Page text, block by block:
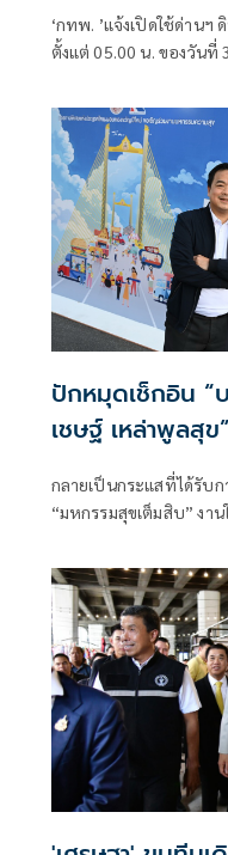
‘กทพ. ’แจ้งเปิดใช้ด่านฯ
ตั้งแต่ 05.00 น. ของวันที่
ปักหมุดเช็กอิน “
เชษฐ์ เหล่าพูลสุ
สุขเต็มสิบ
กลายเป็นกระแสที่ได้รับก
“มหกรรมสุขเต็มสิบ” งา
(กทพ.)